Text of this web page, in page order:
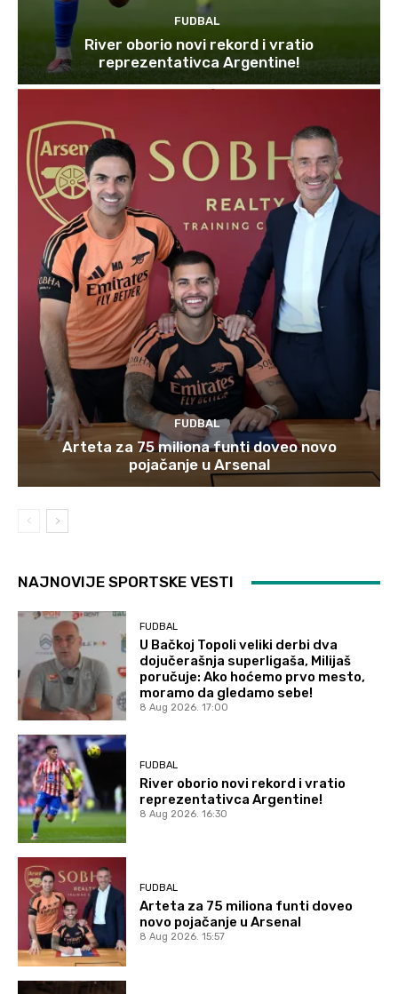
FUDBAL
River oborio novi rekord i vratio
reprezentativca Argentine!
FUDBAL
Arteta za 75 miliona funti doveo novo
pojačanje u Arsenal
NAJNOVIJE SPORTSKE VESTI
FUDBAL
U Bačkoj Topoli veliki derbi dva
dojučerašnja superligaša, Milijaš
poručuje: Ako hoćemo prvo mesto,
moramo da gledamo sebe!
8 Aug 2026. 17:00
FUDBAL
River oborio novi rekord i vratio
reprezentativca Argentine!
8 Aug 2026. 16:30
FUDBAL
Arteta za 75 miliona funti doveo
novo pojačanje u Arsenal
8 Aug 2026. 15:57